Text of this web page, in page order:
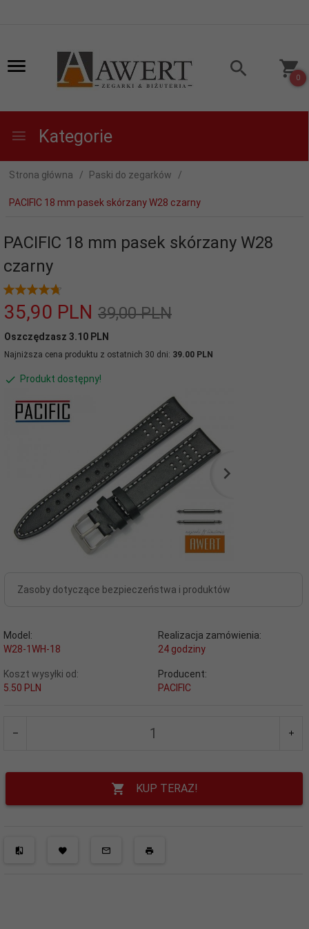
0
Kategorie
Strona główna Paski do zegarków
PACIFIC 18 mm pasek skórzany W28 czarny
PACIFIC 18 mm pasek skórzany W28
czarny
35,90 PLN 39,00 PLN
Oszczędzasz 3.10 PLN
Najniższa cena produktu z ostatnich 30 dni: 39.00 PLN
Produkt dostępny!
Zasoby dotyczące bezpieczeństwa i produktów
Model:
W28-1WH-18
Realizacja zamówienia:
24 godziny
Koszt wysyłki od:
5.50 PLN
Producent:
PACIFIC
KUP TERAZ!